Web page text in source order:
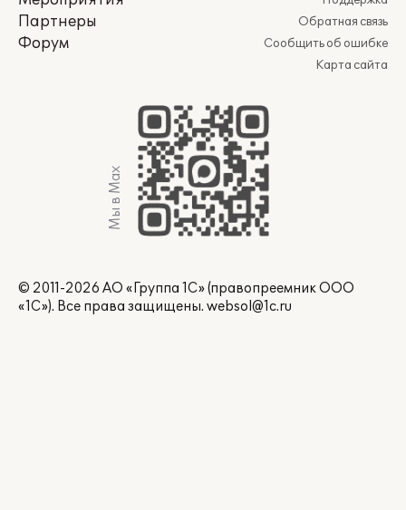
Партнеры
Форум
Обратная связь
Сообщить об ошибке
Карта сайта
Мы в Max
© 2011-2026 АО «Группа 1С» (правопреемник ООО
«1С»). Все права защищены. websol@1c.ru